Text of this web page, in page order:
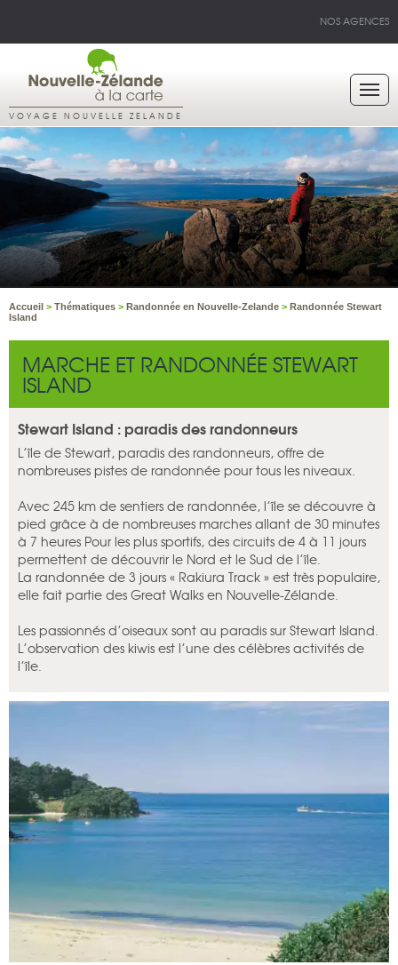
NOS AGENCES
VOYAGE NOUVELLE ZELANDE
Accueil > Thématiques > Randonnée en Nouvelle-Zelande > Randonnée Stewart
Island
MARCHE ET RANDONNÉE STEWART
ISLAND
Stewart Island : paradis des randonneurs
L’île de Stewart, paradis des randonneurs, offre de
nombreuses pistes de randonnée pour tous les niveaux.
Avec 245 km de sentiers de randonnée, l’île se découvre à
pied grâce à de nombreuses marches allant de 30 minutes
à 7 heures Pour les plus sportifs, des circuits de 4 à 11 jours
permettent de découvrir le Nord et le Sud de l’île.
La randonnée de 3 jours « Rakiura Track » est très populaire,
elle fait partie des Great Walks en Nouvelle-Zélande.
Les passionnés d’oiseaux sont au paradis sur Stewart Island.
L’observation des kiwis est l’une des célèbres activités de
l’île.